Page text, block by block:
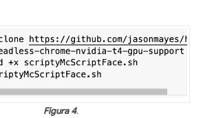
Figura 4.